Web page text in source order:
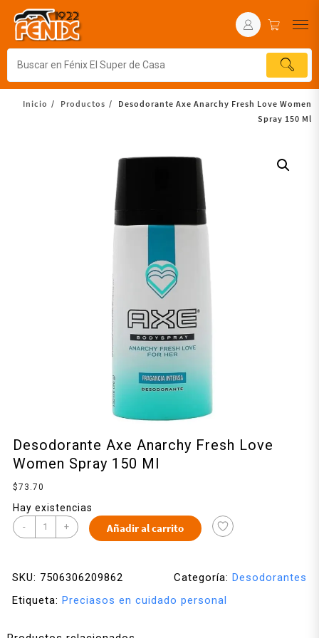
Inicio Productos
Desodorante Axe Anarchy Fresh Love Women
Spray 150 Ml
Desodorante Axe Anarchy Fresh Love
Women Spray 150 Ml
$73.70
Hay existencias
- + Añadir al carrito
SKU: 7506306209862 Categoría: Desodorantes
Etiqueta: Preciasos en cuidado personal